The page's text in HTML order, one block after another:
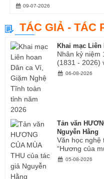
09-07-2026
TÁC GIẢ - TÁC
Khai mạc Liên
Nhân kỷ niệm
(1831 - 2026)
06-08-2026
Tản văn
Nguyễn Hằng
Văn học nghệ
“Hương của
05-08-2026